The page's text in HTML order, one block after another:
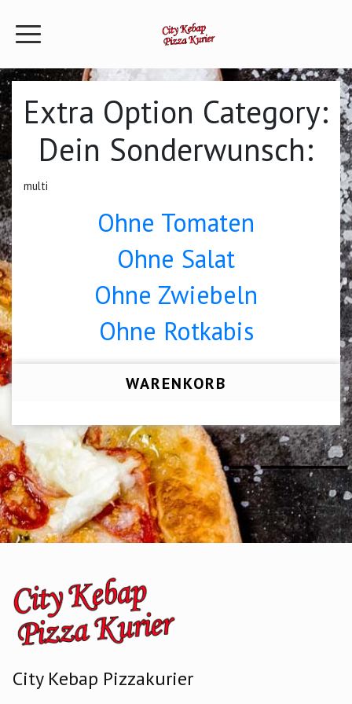
Extra Option Category:
Dein Sonderwunsch:
multi
Ohne Tomaten
Ohne Salat
Ohne Zwiebeln
Ohne Rotkabis
WARENKORB
City Kebap Pizzakurier